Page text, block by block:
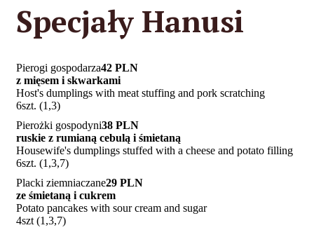
Specjały Hanusi
Pierogi gospodarza42 PLN
z mięsem i skwarkami
Host's dumplings with meat stuffing and pork scratching
6szt. (1,3)
Pierożki gospodyni38 PLN
ruskie z rumianą cebulą i śmietaną
Housewife's dumplings stuffed with a cheese and potato filling
6szt. (1,3,7)
Placki ziemniaczane29 PLN
ze śmietaną i cukrem
Potato pancakes with sour cream and sugar
4szt (1,3,7)